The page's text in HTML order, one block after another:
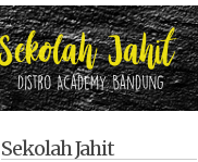
Sekolah Jahit